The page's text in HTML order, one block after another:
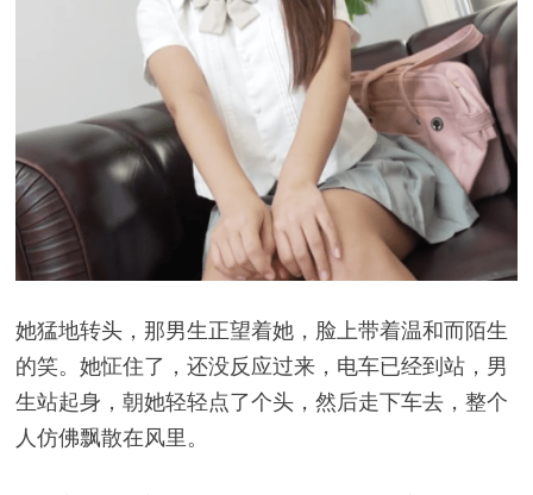
她猛地转头，那男生正望着她，脸上带着温和而陌生
的笑。她怔住了，还没反应过来，电车已经到站，男
生站起身，朝她轻轻点了个头，然后走下车去，整个
人仿佛飘散在风里。